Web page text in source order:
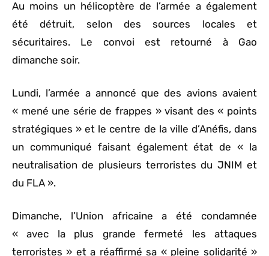
Au moins un hélicoptère de l’armée a également
été détruit, selon des sources locales et
sécuritaires. Le convoi est retourné à Gao
dimanche soir.
Lundi, l’armée a annoncé que des avions avaient
« mené une série de frappes » visant des « points
stratégiques » et le centre de la ville d’Anéfis, dans
un communiqué faisant également état de « la
neutralisation de plusieurs terroristes du JNIM et
du FLA ».
Dimanche, l’Union africaine a été condamnée
« avec la plus grande fermeté les attaques
terroristes » et a réaffirmé sa « pleine solidarité »